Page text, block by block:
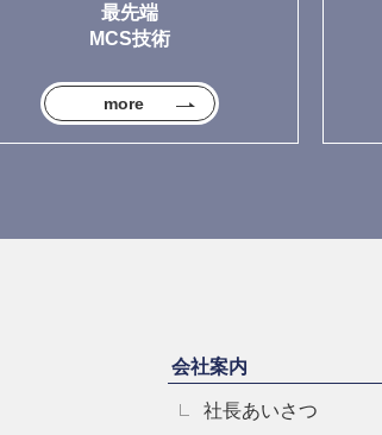
最先端
MCS技術
more
会社案内
社長あいさつ